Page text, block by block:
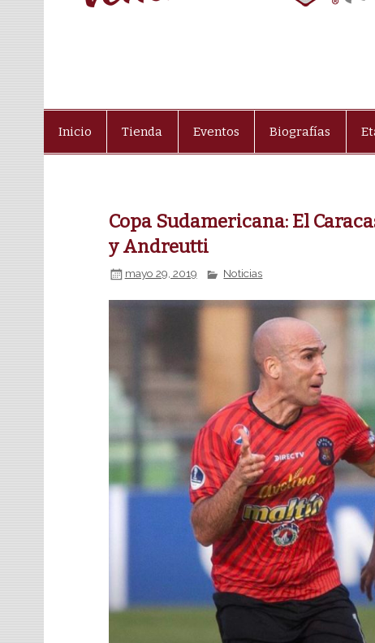
Inicio Tienda Eventos Biografías
Copa Sudamericana: El
y Andreutti
mayo 29, 2019 Noticias